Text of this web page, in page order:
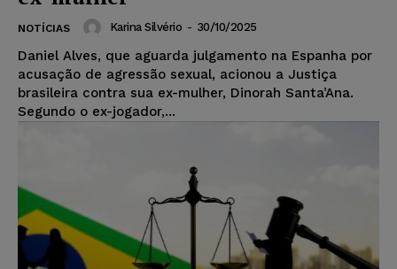
NOTÍCIAS Karina Silvério - 30/10/2025
Daniel Alves, que aguarda julgamento na Espanha por
acusação de agressão sexual, acionou a Justiça
brasileira contra sua ex-mulher, Dinorah Santa’Ana.
Segundo o ex-jogador,...